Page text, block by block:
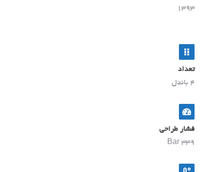
1393
تعداد
4 باندل
فشار طراحی
339 Bar